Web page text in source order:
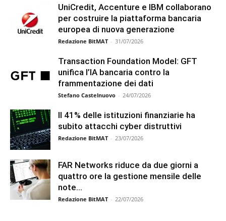
UniCredit, Accenture e IBM collaborano
per costruire la piattaforma bancaria
europea di nuova generazione
Redazione BitMAT - 31/07/2026
Transaction Foundation Model: GFT
unifica l’IA bancaria contro la
frammentazione dei dati
Stefano Castelnuovo - 24/07/2026
Il 41% delle istituzioni finanziarie ha
subito attacchi cyber distruttivi
Redazione BitMAT - 23/07/2026
FAR Networks riduce da due giorni a
quattro ore la gestione mensile delle
note...
Redazione BitMAT - 22/07/2026